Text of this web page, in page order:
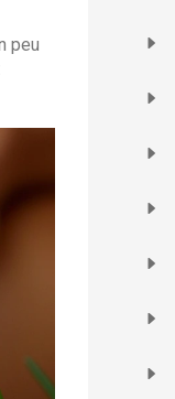
peu